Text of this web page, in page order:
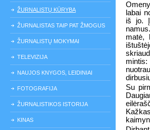
ŽURNALISTŲ KŪRYBA
ŽURNALISTAS TAIP PAT ŽMOGUS
ŽURNALISTŲ MOKYMAI
TELEVIZIJA
NAUJOS KNYGOS, LEIDINIAI
FOTOGRAFIJA
ŽURNALISTIKOS ISTORIJA
KINAS
labai
iš jo.
matė,
Su